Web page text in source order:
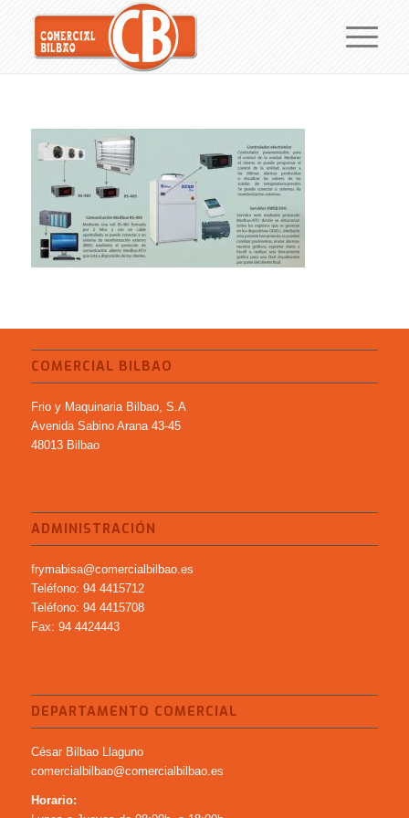
COMERCIAL BILBAO
Frio y Maquinaria Bilbao, S.A
Avenida Sabino Arana 43-45
48013 Bilbao
ADMINISTRACIÓN
frymabisa@comercialbilbao.es
Teléfono: 94 4415712
Teléfono: 94 4415708
Fax: 94 4424443
DEPARTAMENTO COMERCIAL
César Bilbao Llaguno
comercialbilbao@comercialbilbao.es
Horario: